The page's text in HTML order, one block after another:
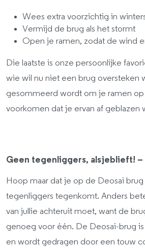
Wees extra voorzichtig in
Vermijd de brug als het stormt
Open je ramen, zodat de wind
Die laatste is onze persoonlijke
wie wil nu niet een brug oversteken
gesommeerd wordt om je ramen
voorkomen dat je ervan af geblazen
Geen tegenliggers, alsjeblieft! –
Hoop maar dat je op de Deosai brug
tegenliggers tegenkomt. Anders
van jullie achteruit moet, want de
genoeg voor één. De Deosai-brug
en wordt gedragen door een touw